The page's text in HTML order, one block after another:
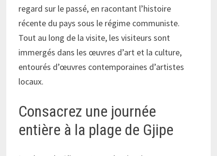
regard sur le passé, en racontant l’histoire
récente du pays sous le régime communiste.
Tout au long de la visite, les visiteurs sont
immergés dans les œuvres d’art et la culture,
entourés d’œuvres contemporaines d’artistes
locaux.
Consacrez une journée
entière à la plage de Gjipe